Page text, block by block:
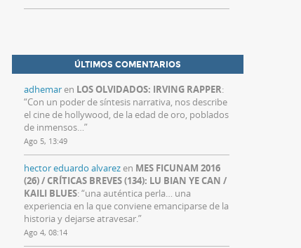
ÚLTIMOS COMENTARIOS
adhemaren LOS OLVIDADOS: IRVING RAPPER:
“Con un poder de síntesis narrativa, nos describe
el cine de hollywood, de la edad de oro, poblados
de inmensos…”
Ago 5, 13:49
hector eduardo alvarezen MES FICUNAM 2016
(26) / CRÍTICAS BREVES (134): LU BIAN YE CAN /
KAILI BLUES: “una auténtica perla… una
experiencia en la que conviene emanciparse de la
historia y dejarse atravesar.”
Ago 4, 08:14